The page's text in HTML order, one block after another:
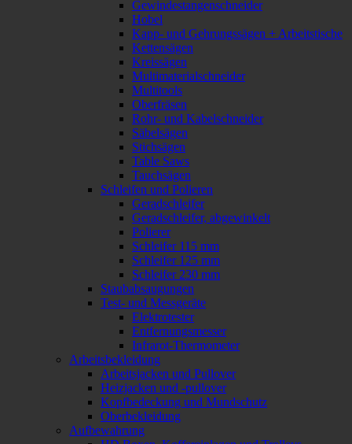
Gewindestangenschneider
Hobel
Kapp- und Gehrungssägen + Arbeitstische
Kettensägen
Kreissägen
Multimaterialschneider
Multitools
Oberfräsen
Rohr- und Kabelschneider
Säbelsägen
Stichsägen
Table Saws
Tauchsägen
Schleifen und Polieren
Geradschleifer
Geradschleifer, abgewinkelt
Polierer
Schleifer 115 mm
Schleifer 125 mm
Schleifer 230 mm
Staubabsaugungen
Test- und Messgeräte
Elektrotester
Entfernungsmesser
Infrarot-Thermometer
Arbeitsbekleidung
Arbeitsjacken und Pullover
Heizjacken und -pullover
Kopfbedeckung und Mundschutz
Oberbekleidung
Aufbewahrung